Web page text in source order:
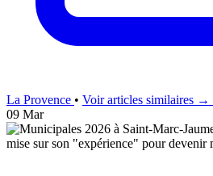
La Provence • Voir articles similaires →
09 Mar